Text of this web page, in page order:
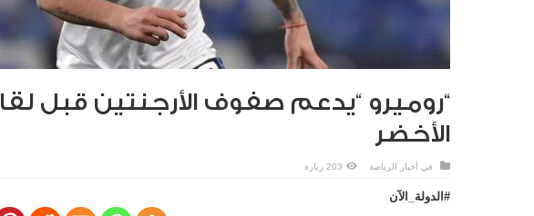
“روميرو “يدعم صفوف الأرجنتين قبل
الأخضر
في أخبار الرياضة 203 زيارة
#الدولة_الآن